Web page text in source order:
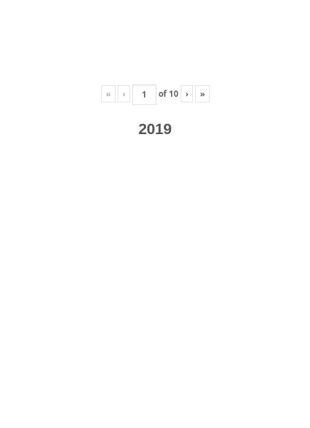
« ‹ of 10 › »
2019